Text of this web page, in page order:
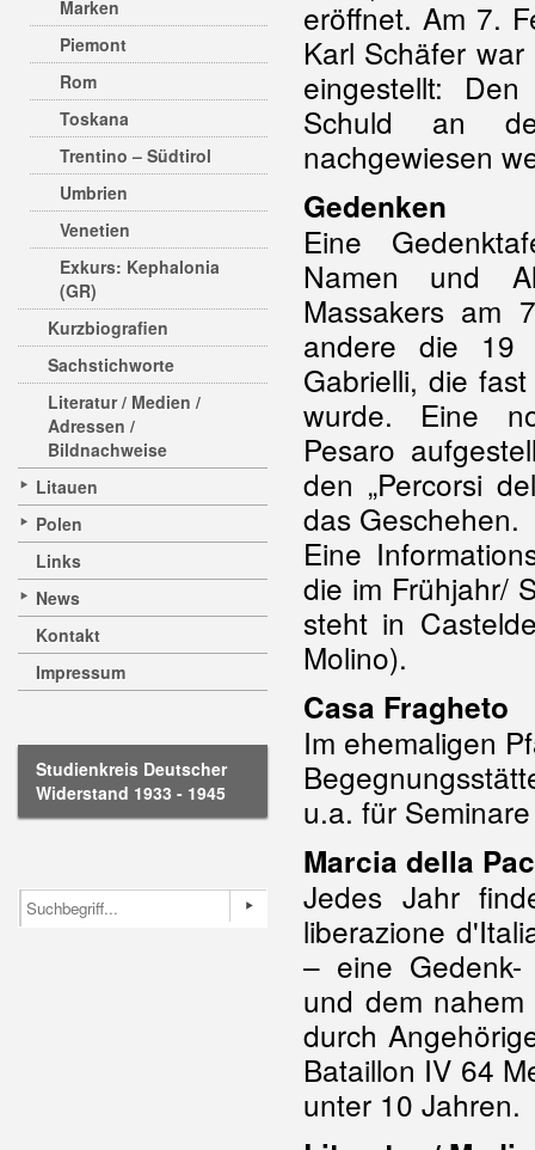
Marken
Piemont
Rom
Toskana
Trentino – Südtirol
Umbrien
Venetien
Exkurs: Kephalonia
(GR)
Kurzbiografien
Sachstichworte
Literatur / Medien /
Adressen /
Bildnachweise
Litauen
Polen
Links
News
Kontakt
Impressum
Studienkreis Deutscher
Widerstand 1933 - 1945
eröffnet. Am 7.
Karl Schäfer
eingestellt:
Schuld an
nachgewiesen
Gedenken
Eine
Namen und
Massakers am
andere die 19
Gabrielli, die
wurde. Eine
Pesaro
den „Percorsi
das Geschehen.
Eine
die im Frühjahr/
steht in
Molino).
Casa Fragheto
Im ehemaligen
u.a. für
Marcia della
Jedes Jahr
liberazione
– eine Gedenk-
und dem
durch
Bataillon IV 64
unter 10 Jahren.